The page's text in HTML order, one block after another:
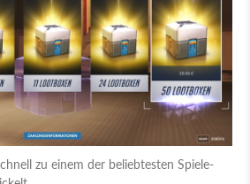
zu einem der beliebtesten Spiele-